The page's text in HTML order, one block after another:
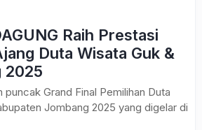
Raih Prestasi
Duta Wisata Guk &
2025
Grand Final Pemilihan Duta
Jombang 2025 yang digelar di